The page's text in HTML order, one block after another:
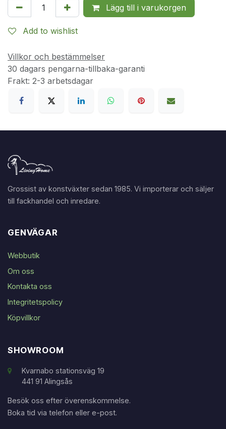
Lägg till i varukorgen
Add to wishlist
Villkor och bestämmelser
30 dagars pengarna-tillbaka-garanti
Frakt: 2-3 arbetsdagar
Grossist av konstväxter sedan 1985. Vi importerar och säljer
till fackhandel och inredare.
GENVÄGAR
Webbutik
Om oss
Kontakta oss
Integritetspolicy
Köpvillkor
SHOWROOM
Kvarnabo stationsväg 19
441 91 Alingsås
Besök oss efter överenskommelse.
Boka tid via telefon eller e-post.